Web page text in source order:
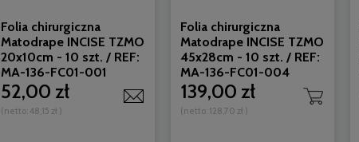
Folia chirurgiczna
Matodrape INCISE TZMO
20x10cm - 10 szt. / REF:
MA-136-FC01-001
52,00 zł
(netto: 48,15 zł )
Folia chirurgiczna
Matodrape INCISE TZMO
45x28cm - 10 szt. / REF:
MA-136-FC01-004
139,00 zł
(netto: 128,70 zł )